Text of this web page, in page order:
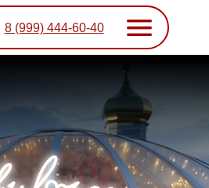
8 (999) 444-60-40